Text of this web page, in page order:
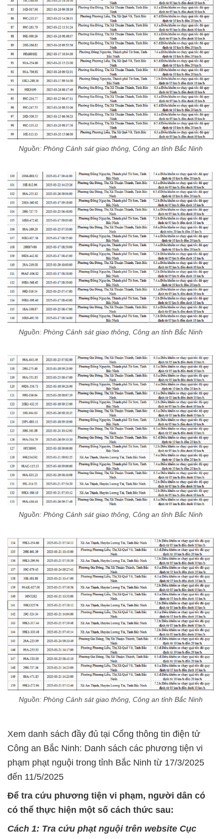
Nguồn: Phòng Cảnh sát giao thông, Công an tỉnh Bắc Ninh
Nguồn: Phòng Cảnh sát giao thông, Công an tỉnh Bắc Ninh
Nguồn: Phòng Cảnh sát giao thông, Công an tỉnh Bắc Ninh
Nguồn: Phòng Cảnh sát giao thông, Công an tỉnh Bắc Ninh
Xem danh sách đầy đủ tại Cổng thông tin điện tử
Công an Bắc Ninh: Danh sách các phương tiện vi
phạm phạt nguội trong tỉnh Bắc Ninh từ 17/3/2025
đến 11/5/2025
Để tra cứu phương tiện vi phạm, người dân có
có thể thực hiện một số cách thức sau:
Cách 1: Tra cứu phạt nguội trên website Cục